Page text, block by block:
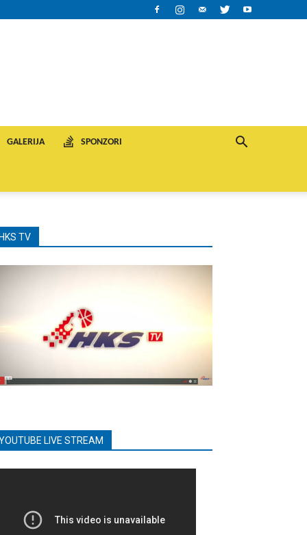
GALERIJA SPONZORI
TV
LIVE STREAM